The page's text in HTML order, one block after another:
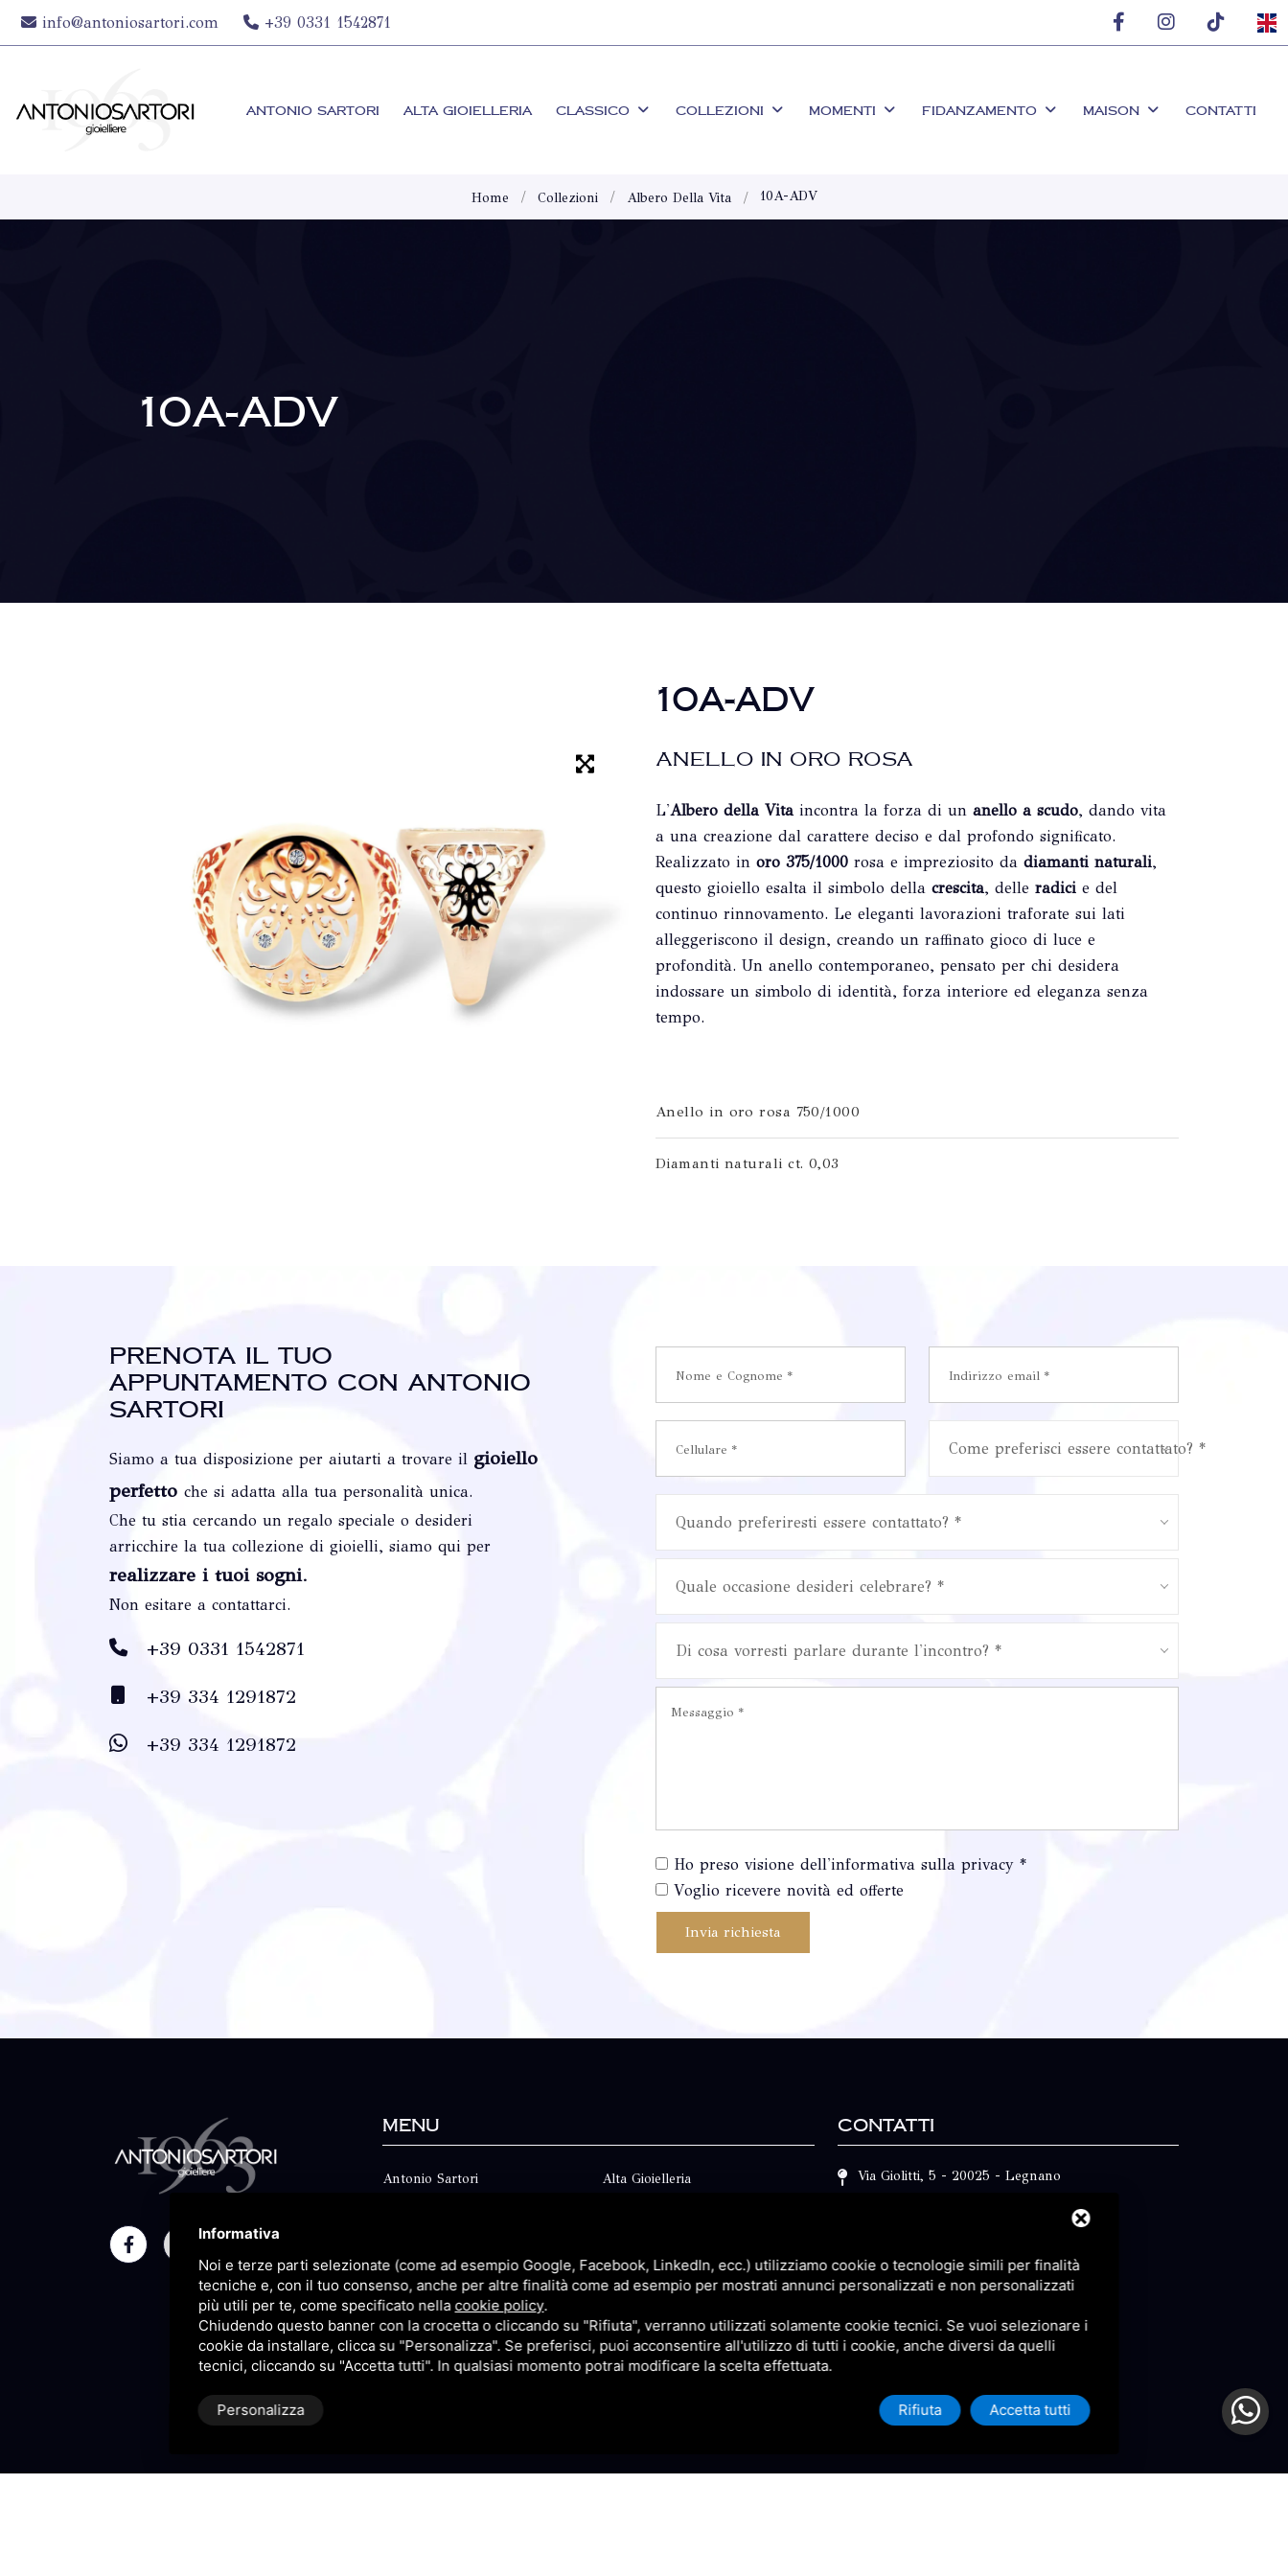
info@antoniosartori.com +39 0331 1542871
ANTONIO SARTORI ALTA GIOIELLERIA CLASSICO COLLEZIONI MOMENTI FIDANZAMENTO MAISON CONTATTI
Home Collezioni Albero Della Vita 10A-ADV
10A-ADV
10A-ADV
ANELLO IN ORO ROSA
L'Albero della Vita incontra la forza di un anello a scudo, dando vita
a una creazione dal carattere deciso e dal profondo significato.
Realizzato in oro 375/1000 rosa e impreziosito da diamanti naturali,
questo gioiello esalta il simbolo della crescita, delle radici e del
continuo rinnovamento. Le eleganti lavorazioni traforate sui lati
alleggeriscono il design, creando un raffinato gioco di luce e
profondità. Un anello contemporaneo, pensato per chi desidera
indossare un simbolo di identità, forza interiore ed eleganza senza
tempo.
Anello in oro rosa 750/1000
Diamanti naturali ct. 0,03
Prenota il tuo
appuntamento con Antonio
Sartori
Siamo a tua disposizione per aiutarti a trovare il gioiello
perfetto che si adatta alla tua personalità unica.
Che tu stia cercando un regalo speciale o desideri
arricchire la tua collezione di gioielli, siamo qui per
realizzare i tuoi sogni.
Non esitare a contattarci.
+39 0331 1542871
+39 334 1291872
+39 334 1291872
Come preferisci essere contattato? *
Quando preferiresti essere contattato? *
Quale occasione desideri celebrare? *
Di cosa vorresti parlare durante l'incontro? *
Ho preso visione dell'informativa sulla privacy *
Voglio ricevere novità ed offerte
Invia richiesta
Menu
Antonio Sartori Alta Gioielleria
Maison Faq
Blog
Sitemap Privacy
Contatti
Via Giolitti, 5 - 20025 - Legnano
info@antoniosartori.com
Informativa
Noi e terze parti selezionate (come ad esempio Google, Facebook, LinkedIn, ecc.) utilizziamo cookie o tecnologie simili per finalità
tecniche e, con il tuo consenso, anche per altre finalità come ad esempio per mostrati annunci personalizzati e non personalizzati
più utili per te, come specificato nella cookie policy.
Chiudendo questo banner con la crocetta o cliccando su "Rifiuta", verranno utilizzati solamente cookie tecnici. Se vuoi selezionare i
cookie da installare, clicca su "Personalizza". Se preferisci, puoi acconsentire all'utilizzo di tutti i cookie, anche diversi da quelli
tecnici, cliccando su "Accetta tutti". In qualsiasi momento potrai modificare la scelta effettuata.
Personalizza Rifiuta Accetta tutti